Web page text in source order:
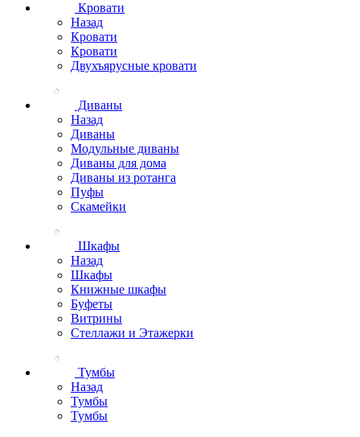
Кровати
Назад
Кровати
Кровати
Двухъярусные кровати
Диваны
Назад
Диваны
Модульные диваны
Диваны для дома
Диваны из ротанга
Пуфы
Скамейки
Шкафы
Назад
Шкафы
Книжные шкафы
Буфеты
Витрины
Стеллажи и Этажерки
Тумбы
Назад
Тумбы
Тумбы